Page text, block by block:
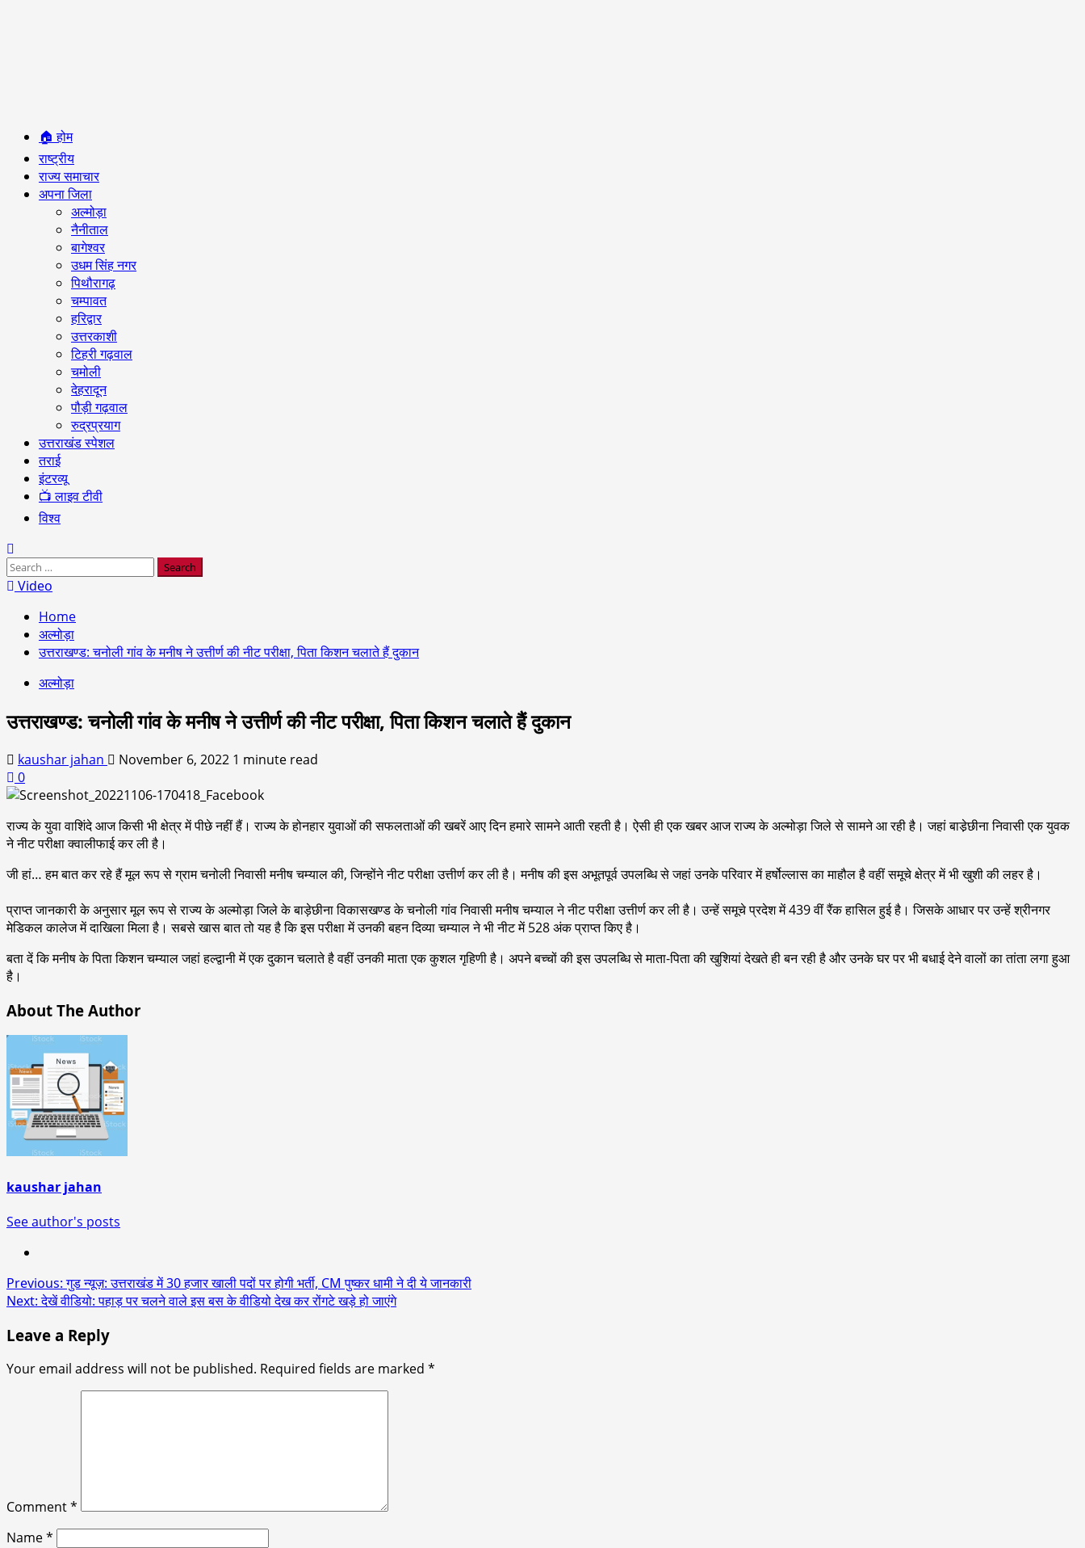
Primary
Menu
🏠 होम
राष्ट्रीय
राज्य समाचार
अपना जिला
अल्मोड़ा
नैनीताल
बागेश्वर
उधम सिंह नगर
पिथौरागढ़
चम्पावत
हरिद्वार
उत्तरकाशी
टिहरी गढ़वाल
चमोली
देहरादून
पौड़ी गढ़वाल
रुद्रप्रयाग
उत्तराखंड स्पेशल
तराई
इंटरव्यू
📺 लाइव टीवी
विश्व
Search
for:Video
Home
अल्मोड़ा
उत्तराखण्ड: चनोली गांव के मनीष ने उत्तीर्ण की नीट परीक्षा, पिता किशन चलाते हैं दुकान
अल्मोड़ा
उत्तराखण्ड: चनोली गांव के मनीष ने उत्तीर्ण की नीट परीक्षा, पिता किशन चलाते हैं दुकान
kaushar jahan November 6, 2022 1 minute read
0
राज्य के युवा वाशिंदे आज किसी भी क्षेत्र में पीछे नहीं हैं। राज्य के होनहार युवाओं की सफलताओं की खबरें आए दिन हमारे सामने आती रहती है। ऐसी ही एक खबर आज राज्य के अल्मोड़ा जिले से सामने आ रही है। जहां बाडे़छीना निवासी एक युवक
ने नीट परीक्षा क्वालीफाई कर ली है।
जी हां… हम बात कर रहे हैं मूल रूप से ग्राम चनोली निवासी मनीष चम्याल की, जिन्होंने नीट परीक्षा उत्तीर्ण कर ली है। मनीष की इस अभूतपूर्व उपलब्धि से जहां उनके परिवार में हर्षोल्लास का माहौल है वहीं समूचे क्षेत्र में भी खुशी की लहर है।
प्राप्त जानकारी के अनुसार मूल रूप से राज्य के अल्मोड़ा जिले के बाड़ेछीना विकासखण्ड के चनोली गांव निवासी मनीष चम्याल ने नीट परीक्षा उत्तीर्ण कर ली है। उन्हें समूचे प्रदेश में 439 वीं रैंक हासिल हुई है। जिसके आधार पर उन्हें श्रीनगर
मेडिकल कालेज में दाखिला मिला है। सबसे खास बात तो यह है कि इस परीक्षा में उनकी बहन दिव्या चम्याल ने भी नीट में 528 अंक प्राप्त किए है।
बता दें कि मनीष के पिता किशन चम्याल जहां हल्द्वानी में एक दुकान चलाते है वहीं उनकी माता एक कुशल गृहिणी है। अपने बच्चों की इस उपलब्धि से माता-पिता की खुशियां देखते ही बन रही है और उनके घर पर भी बधाई देने वालों का तांता लगा हुआ
है।
About The Author
kaushar jahan
See author's posts
Post
navigation
Previous:गुड न्यूज़: उत्तराखंड में 30 हजार खाली पदों पर होगी भर्ती, CM पुष्कर धामी ने दी ये जानकारी
Next:देखें वीडियो: पहाड़ पर चलने वाले इस बस के वीडियो देख कर रोंगटे खड़े हो जाएंगे
Leave a Reply
Your email address will not be published. Required fields are marked *
Comment*
Name*